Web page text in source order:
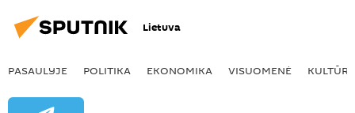
Lietuva
PASAULYJE POLITIKA EKONOMIKA VISUOMENĖ KULTŪRA